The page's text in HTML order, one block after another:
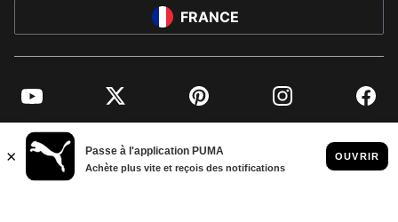
FRANCE
YouTube Twitter Pinterest Instagram
© PUMA EUROPE GMBH, 2026. TOUS DROITS RÉSERVÉS
MENTIONS ET DONNÉES LÉGALES